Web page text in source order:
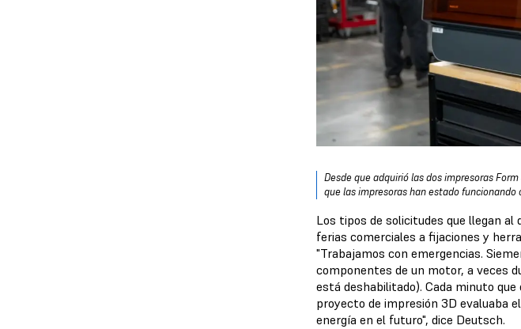
Desde que adquirió las dos impresoras
que las impresoras han estado funcionando
Los tipos de solicitudes que llegan
ferias comerciales a fijaciones y
"Trabajamos con emergencias.
componentes de un motor, a veces
está deshabilitado). Cada minuto
proyecto de impresión 3D evaluaba
energía en el futuro", dice Deutsch.